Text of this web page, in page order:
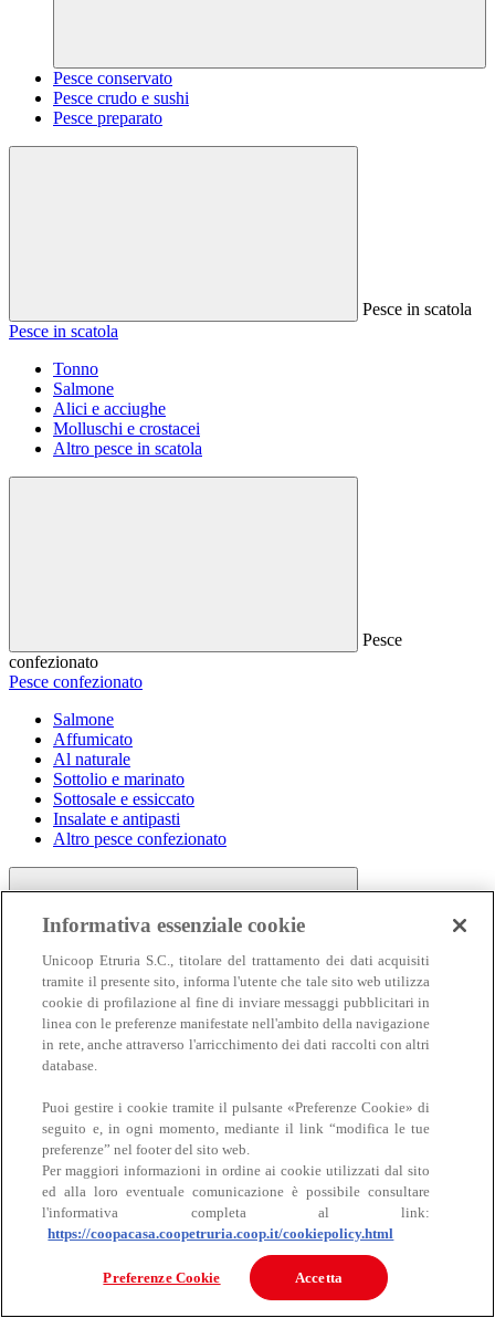
Pesce conservato
Pesce crudo e sushi
Pesce preparato
Pesce in scatola
Pesce in scatola
Tonno
Salmone
Alici e acciughe
Molluschi e crostacei
Altro pesce in scatola
Pesce
confezionato
Pesce confezionato
Salmone
Affumicato
Al naturale
Sottolio e marinato
Sottosale e essiccato
Insalate e antipasti
Altro pesce confezionato
Carne
Carne
Bovino
Informativa essenziale cookie
Unicoop Etruria S.C., titolare del trattamento dei dati acquisiti
tramite il presente sito, informa l'utente che tale sito web utilizza
cookie di profilazione al fine di inviare messaggi pubblicitari in
linea con le preferenze manifestate nell'ambito della navigazione
in rete, anche attraverso l'arricchimento dei dati raccolti con altri
database.
Puoi gestire i cookie tramite il pulsante «Preferenze Cookie» di
seguito e, in ogni momento, mediante il link “modifica le tue
preferenze” nel footer del sito web.
Per maggiori informazioni in ordine ai cookie utilizzati dal sito
ed alla loro eventuale comunicazione è possibile consultare
l'informativa completa al link:
https://coopacasa.coopetruria.coop.it/cookiepolicy.html
Preferenze Cookie Accetta